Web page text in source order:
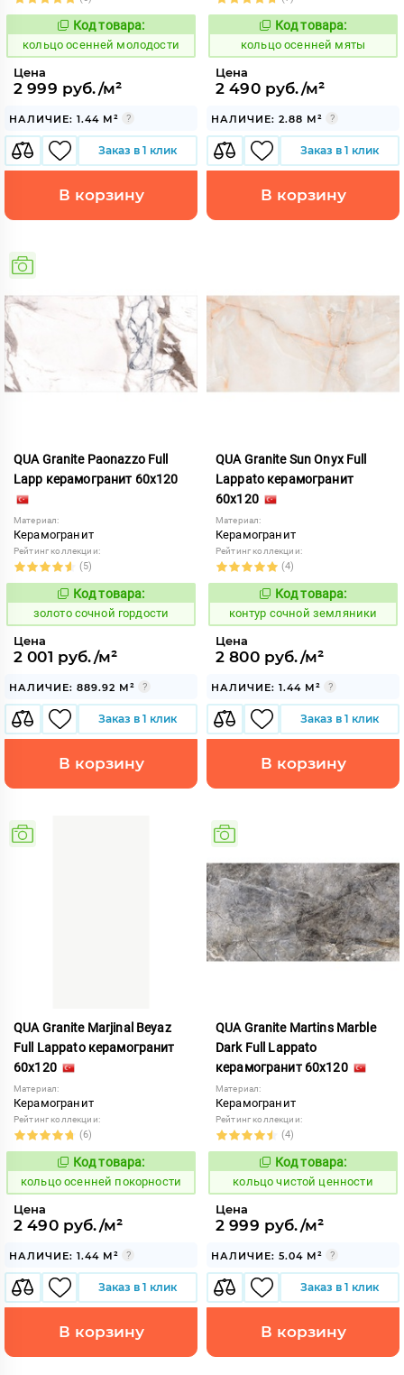
Код:
742804
Код товара:
кольцо осенней молодости
Цена
2 999 руб./м²
НАЛИЧИЕ: 1.44 М²
Заказ в 1 клик
В корзину
Код:
742806
Код товара:
кольцо осенней мяты
Цена
2 490 руб./м²
НАЛИЧИЕ: 2.88 М²
Заказ в 1 клик
В корзину
QUA Granite Paonazzo Full
Lapp керамогранит 60x120
Материал:
Керамогранит
Рейтинг коллекции:
(5)
Код:
527518
Код товара:
золото сочной гордости
Цена
2 001 руб./м²
НАЛИЧИЕ: 889.92 М²
Заказ в 1 клик
В корзину
QUA Granite Sun Onyx Full
Lappato керамогранит
60x120
Материал:
Керамогранит
Рейтинг коллекции:
(4)
Код:
761906
Код товара:
контур сочной земляники
Цена
2 800 руб./м²
НАЛИЧИЕ: 1.44 М²
Заказ в 1 клик
В корзину
QUA Granite Marjinal Beyaz
Full Lappato керамогранит
60x120
Материал:
Керамогранит
Рейтинг коллекции:
(6)
Код:
742822
Код товара:
кольцо осенней покорности
Цена
2 490 руб./м²
НАЛИЧИЕ: 1.44 М²
Заказ в 1 клик
В корзину
QUA Granite Martins Marble
Dark Full Lappato
керамогранит 60x120
Материал:
Керамогранит
Рейтинг коллекции:
(4)
Код:
748992
Код товара:
кольцо чистой ценности
Цена
2 999 руб./м²
НАЛИЧИЕ: 5.04 М²
Заказ в 1 клик
В корзину